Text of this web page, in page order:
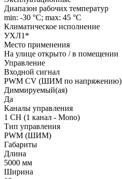
Диапазон рабочих температур
min: -30 °C; max: 45 °C
Климатическое исполнение
УХЛ1*
Место применения
На улице открыто / в помещении
Управление
Входной сигнал
PWM СV (ШИМ по напряжению)
Диммируемый(ая)
Да
Каналы управления
1 CH (1 канал - Mono)
Тип управления
PWM (ШИМ)
Габариты
Длина
5000 мм
Ширина